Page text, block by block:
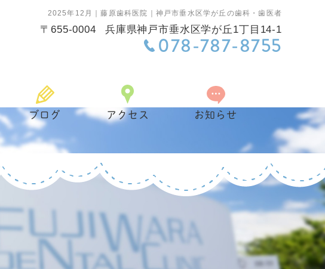
2025年12月｜藤原歯科医院｜神戸市垂水区学が丘の歯科・歯医者
〒655-0004 兵庫県神戸市垂水区学が丘1丁目14-1
078-787-8755
ブログ アクセス お知らせ